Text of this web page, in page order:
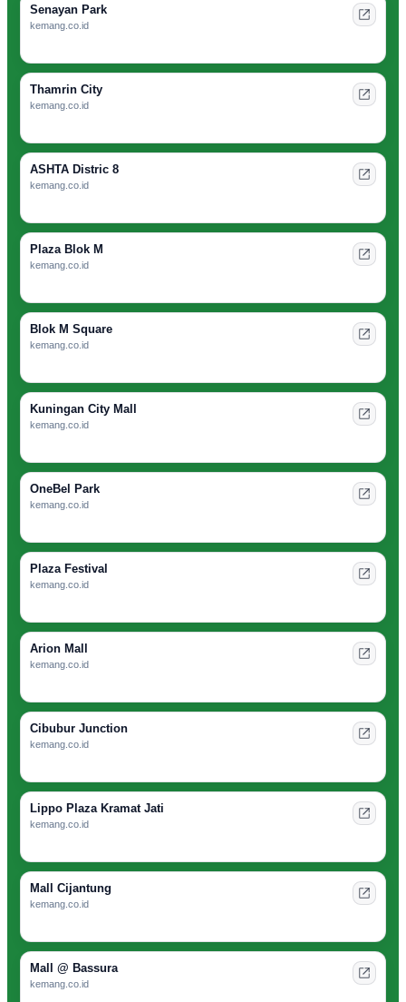
Senayan Park
kemang.co.id
Thamrin City
kemang.co.id
ASHTA Distric 8
kemang.co.id
Plaza Blok M
kemang.co.id
Blok M Square
kemang.co.id
Kuningan City Mall
kemang.co.id
OneBel Park
kemang.co.id
Plaza Festival
kemang.co.id
Arion Mall
kemang.co.id
Cibubur Junction
kemang.co.id
Lippo Plaza Kramat Jati
kemang.co.id
Mall Cijantung
kemang.co.id
Mall @ Bassura
kemang.co.id